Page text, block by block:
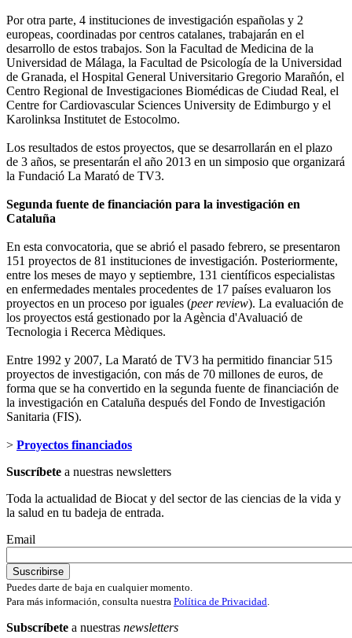
Por otra parte, 4 instituciones de investigación españolas y 2
europeas, coordinadas por centros catalanes, trabajarán en el
desarrollo de estos trabajos. Son la Facultad de Medicina de la
Universidad de Málaga, la Facultad de Psicología de la Universidad
de Granada, el Hospital General Universitario Gregorio Marañón, el
Centro Regional de Investigaciones Biomédicas de Ciudad Real, el
Centre for Cardiovascular Sciences University de Edimburgo y el
Karolinksa Institutet de Estocolmo.
Los resultados de estos proyectos, que se desarrollarán en el plazo
de 3 años, se presentarán el año 2013 en un simposio que organizará
la Fundació La Marató de TV3.
Segunda fuente de financiación para la investigación en
Cataluña
En esta convocatoria, que se abrió el pasado febrero, se presentaron
151 proyectos de 81 instituciones de investigación. Posteriormente,
entre los meses de mayo y septiembre, 131 científicos especialistas
en enfermedades mentales procedentes de 17 países evaluaron los
proyectos en un proceso por iguales (peer review). La evaluación de
los proyectos está gestionado por la Agència d'Avaluació de
Tecnologia i Recerca Mèdiques.
Entre 1992 y 2007, La Marató de TV3 ha permitido financiar 515
proyectos de investigación, con más de 70 millones de euros, de
forma que se ha convertido en la segunda fuente de financiación de
la investigación en Cataluña después del Fondo de Investigación
Sanitaria (FIS).
> Proyectos financiados
Suscríbete a nuestras newsletters
Toda la actualidad de Biocat y del sector de las ciencias de la vida y
la salud en tu badeja de entrada.
Email
Puedes darte de baja en cualquier momento.
Para más información, consulta nuestra Política de Privacidad.
Subscríbete a nuestras newsletters